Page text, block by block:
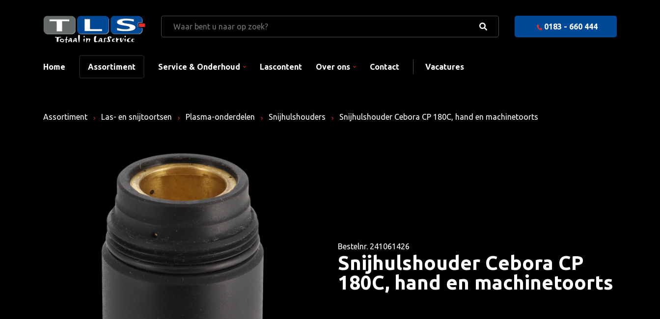
0183 - 660 444
Home Assortiment Service & Onderhoud Lascontent Over ons Contact Vacatures
Assortiment Las- en snijtoortsen Plasma-onderdelen Snijhulshouders Snijhulshouder Cebora CP 180C, hand en machinetoorts
Bestelnr. 241061426
Snijhulshouder Cebora CP
180C, hand en machinetoorts